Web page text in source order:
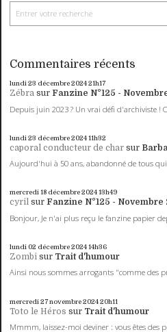
Commentaires récents
lundi 23 décembre 202421h17
Zébra sur Fanzine N°125 -
Depuis juin 2023 ? Un vrai défi d'archiviste !
lundi 23 décembre 202411h32
caporal conducteur de char sur
Aujourd'hui à 50 ans, abandonné de tous
mercredi 18 décembre 202413h49
cyril sur Fanzine N°125 - Novembre
Bonjour, Je n'ai plus reçu le fanzine papier
lundi 02 décembre 202414h36
Zombi sur Trait d'humour
Ainsi nous sommes arrogants "comme des
mercredi 27novembre 202420h11
Toto le Héros sur Trait d'humour
Mmmm, laissez-moi deviner : vous êtes des